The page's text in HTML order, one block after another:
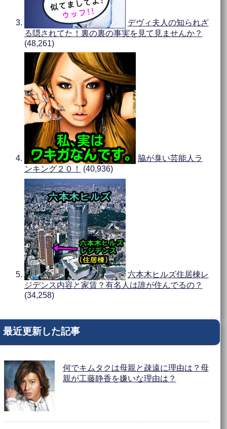
デヴィ夫人の知られざ
る隠されてた！裏の裏の事実を見て見ませんか？
(48,261)
脇が臭い芸能人ラ
ンキング２０！
(40,936)
六本木ヒルズ住居棟レ
ジデンス内容と家賃？有名人は誰が住んでるの？
(34,258)
最近更新した記事
何でキムタクは母親と疎遠に理由は？母
親が工藤静香を嫌いな理由は？